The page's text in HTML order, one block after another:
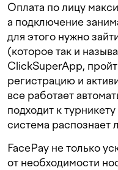
Оплата по лицу
а подключение
для этого нужно
(которое так и
ClickSuperApp,
регистрацию и
все работает
подходит к
система распознает
FacePay не только
от необходимости